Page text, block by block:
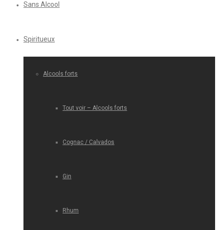
Sans Alcool
Spiritueux
Alcools forts
Tout voir – Alcools forts
Cognac / Calvados
Gin
Rhum